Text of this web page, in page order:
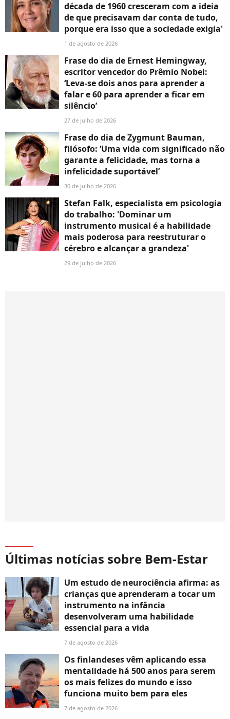
década de 1960 cresceram com a ideia
de que precisavam dar conta de tudo,
porque era isso que a sociedade exigia'
1 de agosto de 2026
Frase do dia de Ernest Hemingway,
escritor vencedor do Prêmio Nobel:
‘Leva-se dois anos para aprender a
falar e 60 para aprender a ficar em
silêncio’
27 de julho de 2026
Frase do dia de Zygmunt Bauman,
filósofo: ‘Uma vida com significado não
garante a felicidade, mas torna a
infelicidade suportável’
30 de julho de 2026
Stefan Falk, especialista em psicologia
do trabalho: 'Dominar um
instrumento musical é a habilidade
mais poderosa para reestruturar o
cérebro e alcançar a grandeza'
29 de julho de 2026
Últimas notícias sobre Bem-Estar
Um estudo de neurociência afirma: as
crianças que aprenderam a tocar um
instrumento na infância
desenvolveram uma habilidade
essencial para a vida
7 de agosto de 2026
Os finlandeses vêm aplicando essa
mentalidade há 500 anos para serem
os mais felizes do mundo e isso
funciona muito bem para eles
7 de agosto de 2026